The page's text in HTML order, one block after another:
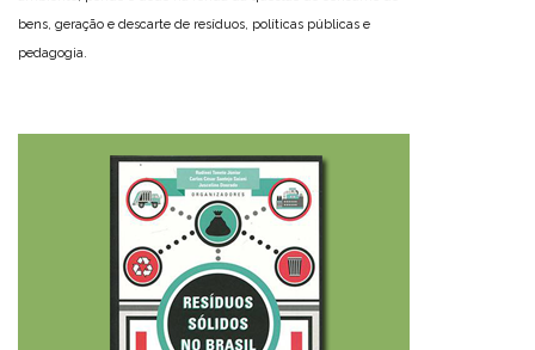
bens, geração e descarte de resíduos, políticas públicas e
pedagogia.